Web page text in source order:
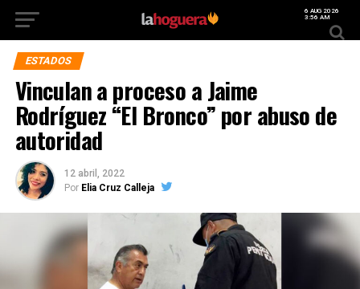
6 AUG 2026
3:56 AM
ESTADOS
Vinculan a proceso a Jaime
Rodríguez “El Bronco” por abuso de
autoridad
12 abril, 2022
Por Elia Cruz Calleja